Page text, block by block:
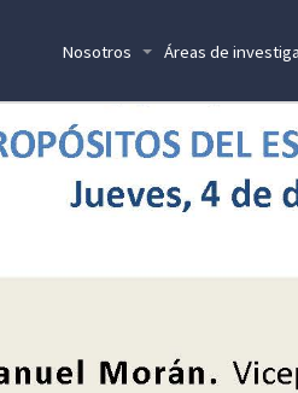
Nosotros Áreas de